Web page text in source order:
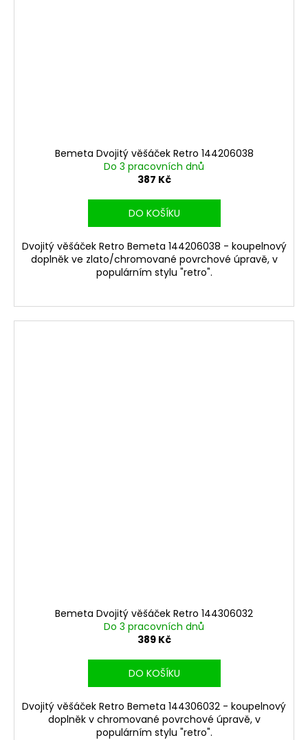
Bemeta Dvojitý věšáček Retro 144206038
Do 3 pracovních dnů
387 Kč
DO KOŠÍKU
Dvojitý věšáček Retro Bemeta 144206038 - koupelnový
doplněk ve zlato/chromované povrchové úpravě, v
populárním stylu "retro".
Bemeta Dvojitý věšáček Retro 144306032
Do 3 pracovních dnů
389 Kč
DO KOŠÍKU
Dvojitý věšáček Retro Bemeta 144306032 - koupelnový
doplněk v chromované povrchové úpravě, v
populárním stylu "retro".